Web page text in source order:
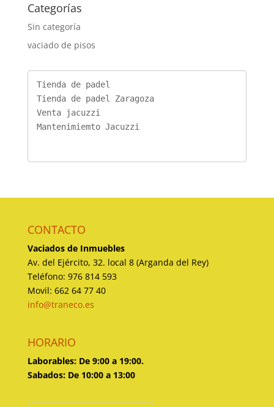
Categorías
Sin categoría
vaciado de pisos
Tienda de padel
Tienda de padel Zaragoza
Venta jacuzzi
Mantenimiemto Jacuzzi
CONTACTO
Vaciados de Inmuebles
Av. del Ejército, 32. local 8 (Arganda del Rey)
Teléfono: 976 814 593
Movil: 662 64 77 40
info@traneco.es
HORARIO
Laborables: De 9:00 a 19:00.
Sabados: De 10:00 a 13:00